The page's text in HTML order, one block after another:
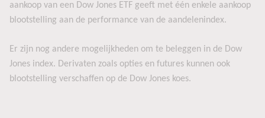
aankoop van een Dow Jones ETF geeft met één enkele aankoop
blootstelling aan de performance van de aandelenindex.
Er zijn nog andere mogelijkheden om te beleggen in de Dow
Jones index. Derivaten zoals opties en futures kunnen ook
blootstelling verschaffen op de Dow Jones koes.